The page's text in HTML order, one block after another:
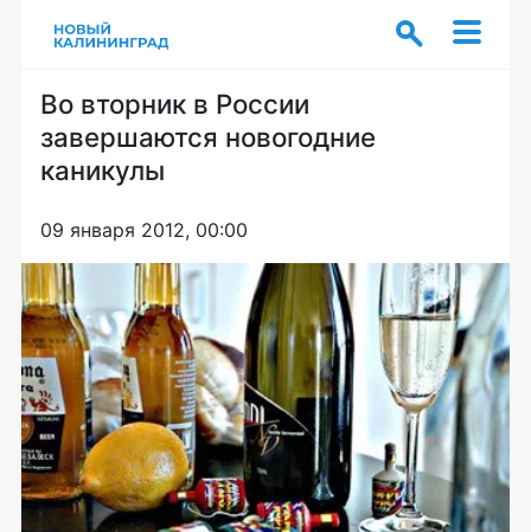
Во вторник в России
завершаются новогодние
каникулы
09 января 2012, 00:00